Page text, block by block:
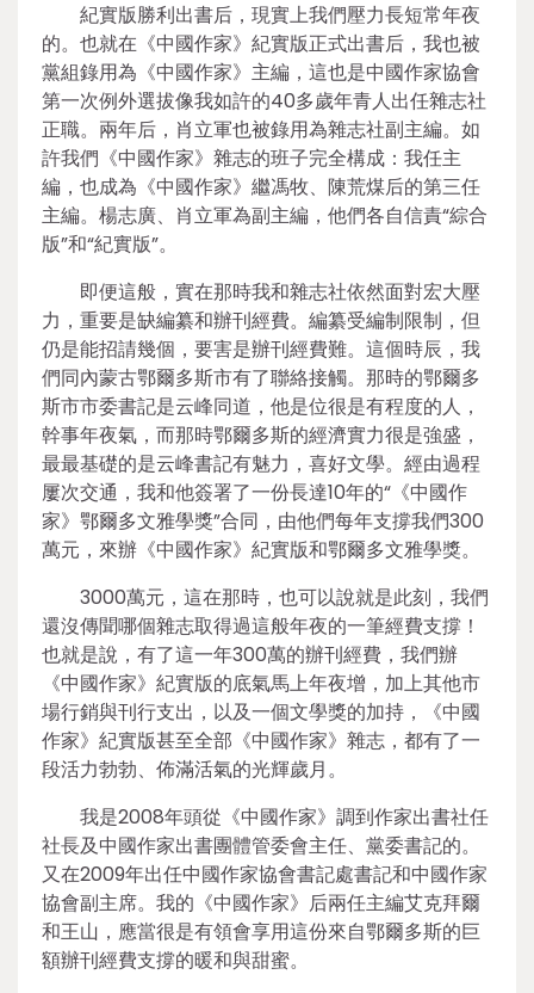
紀實版勝利出書后，現實上我們壓力長短常年夜
的。也就在《中國作家》紀實版正式出書后，我也被
黨組錄用為《中國作家》主編，這也是中國作家協會
第一次例外選拔像我如許的40多歲年青人出任雜志社
正職。兩年后，肖立軍也被錄用為雜志社副主編。如
許我們《中國作家》雜志的班子完全構成：我任主
編，也成為《中國作家》繼馮牧、陳荒煤后的第三任
主編。楊志廣、肖立軍為副主編，他們各自信責“綜合
版”和“紀實版”。
即便這般，實在那時我和雜志社依然面對宏大壓
力，重要是缺編纂和辦刊經費。編纂受編制限制，但
仍是能招請幾個，要害是辦刊經費難。這個時辰，我
們同內蒙古鄂爾多斯市有了聯絡接觸。那時的鄂爾多
斯市市委書記是云峰同道，他是位很是有程度的人，
幹事年夜氣，而那時鄂爾多斯的經濟實力很是強盛，
最最基礎的是云峰書記有魅力，喜好文學。經由過程
屢次交通，我和他簽署了一份長達10年的“《中國作
家》鄂爾多文雅學獎”合同，由他們每年支撐我們300
萬元，來辦《中國作家》紀實版和鄂爾多文雅學獎。
3000萬元，這在那時，也可以說就是此刻，我們
還沒傳聞哪個雜志取得過這般年夜的一筆經費支撐！
也就是說，有了這一年300萬的辦刊經費，我們辦
《中國作家》紀實版的底氣馬上年夜增，加上其他市
場行銷與刊行支出，以及一個文學獎的加持，《中國
作家》紀實版甚至全部《中國作家》雜志，都有了一
段活力勃勃、佈滿活氣的光輝歲月。
我是2008年頭從《中國作家》調到作家出書社任
社長及中國作家出書團體管委會主任、黨委書記的。
又在2009年出任中國作家協會書記處書記和中國作家
協會副主席。我的《中國作家》后兩任主編艾克拜爾
和王山，應當很是有領會享用這份來自鄂爾多斯的巨
額辦刊經費支撐的暖和與甜蜜。